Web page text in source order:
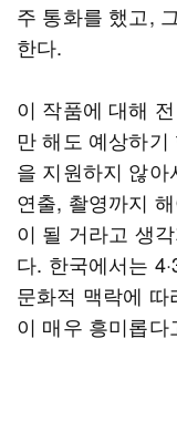
주 통화를 했고,
한다.
이 작품에 대해
만 해도 예상하
을 지원하지 않
연출, 촬영까지
이 될 거라고 생
다. 한국에서는
문화적 맥락에
이 매우 흥미롭다